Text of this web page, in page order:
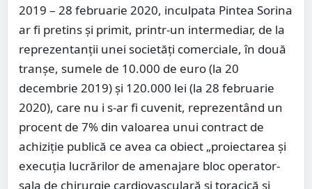
2019 – 28 februarie 2020, inculpata Pintea Sorina
ar fi pretins și primit, printr-un intermediar, de la
reprezentanții unei societăți comerciale, în două
tranșe, sumele de 10.000 de euro (la 20
decembrie 2019) și 120.000 lei (la 28 februarie
2020), care nu i s-ar fi cuvenit, reprezentând un
procent de 7% din valoarea unui contract de
achiziție publică ce avea ca obiect „proiectarea și
execuția lucrărilor de amenajare bloc operator-
sala de chirurgie cardiovasculară și toracică și